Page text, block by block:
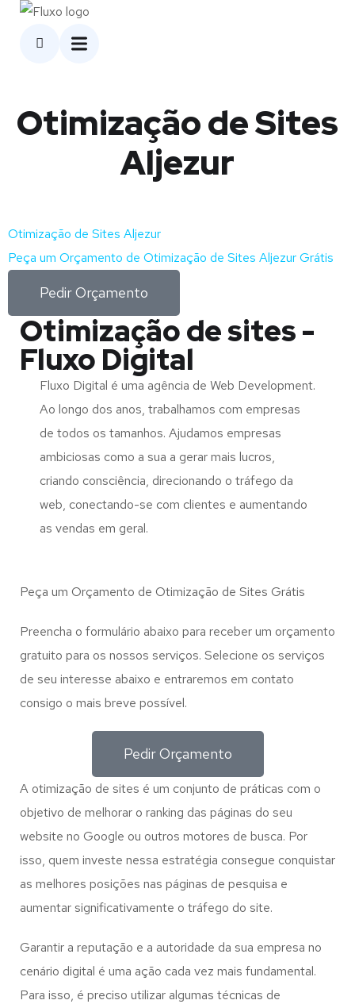
Otimização de Sites
Aljezur
Otimização de Sites Aljezur
Peça um Orçamento de Otimização de Sites Aljezur Grátis
Pedir Orçamento
Otimização de sites -
Fluxo Digital
Fluxo Digital é uma agência de Web Development.
Ao longo dos anos, trabalhamos com empresas
de todos os tamanhos. Ajudamos empresas
ambiciosas como a sua a gerar mais lucros,
criando consciência, direcionando o tráfego da
web, conectando-se com clientes e aumentando
as vendas em geral.
Peça um Orçamento de Otimização de Sites Grátis
Preencha o formulário abaixo para receber um orçamento
gratuito para os nossos serviços. Selecione os serviços
de seu interesse abaixo e entraremos em contato
consigo o mais breve possível.
Pedir Orçamento
A otimização de sites é um conjunto de práticas com o
objetivo de melhorar o ranking das páginas do seu
website no Google ou outros motores de busca. Por
isso, quem investe nessa estratégia consegue conquistar
as melhores posições nas páginas de pesquisa e
aumentar significativamente o tráfego do site.
Garantir a reputação e a autoridade da sua empresa no
cenário digital é uma ação cada vez mais fundamental.
Para isso, é preciso utilizar algumas técnicas de